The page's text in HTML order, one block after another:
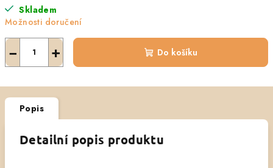
cena:Skladem
Možnosti doručení
+
− Do košíku
Popis
Detailní popis produktu